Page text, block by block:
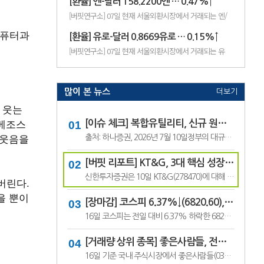
터과
는
조스
음을
린다.
뿐이
나증권은 3G와 LTE, 5G를 거치며
통신장비 업체 수는 줄어든 반면
[버핏연구소] 07일 현재 서울외환시장에서 거래되는 엔/
달러 환율은 158.2200엔(으)로, 전일비 0.47% 상승세를
보였다.[출...
[환율] 유로-달러 0.8669유로 … 0.15%↑
[버핏연구소] 07일 현재 서울외환시장에서 거래되는 유
로/달러 환율은 0.8669유로(으)로, 전일비 0.15% 상승세
를 보였다.[...
많이 본 뉴스 더보기
[이슈 체크] 복합유틸리티, 신규 원전 최대 4기 가능성…한국전력 장기 성장 기대
출처: 하나증권, 2026년 7월 10일정부의 대규모 산업 투자로 전력 수요가 늘어날 것으로 예상되면서 제12차 전력수급기본계획에 신규 원전과 액화천연가스(LNG) 발전 설비 확대가 포함될 가능성이 있다는 분석이 나왔다.올해 발표가 예상됐던 제12차 전력수급기본계획 최종안은 정부의 3대 메가프로젝트 관련 내용을 반영하면서 발표 시점이 늦.
[버핏 리포트] KT&G, 3대 핵심 성장 산업·신성장동력 통해 견조한 주가 기대 – 신한
신한투자증권은 10일 KT&G(278470)에 대해 3대 핵심 성장 산업(전자담배, 글로벌, 건기식)과 니코틴 파우치 등 신성장동력이 견조한 주가를 만들 것이라며, 투자의견 ‘매수’와 목표주가 22만원을 유지했다. KT&G의 전일 종가는 17만6400원이다.조상훈 신한투자증권 애널리스트는 “2분기 매출액 1조6630억원(+7.4%, 이하 전년동기대비), 영업...
[장마감] 코스피 6.37%↓(6820.60), 코스닥 4.53%↓(791.84)
16일 코스피는 전일 대비 6.37% 하락한 6820.60포인트로 마감했다. 이날 개인은 3조6606억원을 순매수했고 외국인과 기관은 각각 1조3920억원, 2조3682억원을 순매도했다.코스닥은 전일 대비 4.53% 내린 791.84포인트로 거래를 마쳤다. 개인은 4467억원을 순매수한 반면 외국인과 기관은 각각 3065억원, 1563억원을 순매도했다.임정은 KB증권 연구원은 KB리서...
[거래량 상위 종목] 좋은사람들, 전일비 29.90% ↑... 현재가 530원
16일 기준 국내 주식시장에서 좋은사람들(033340)이 전일비 ▲122원(29.90%) 오른 530원에 거래 중이다.좋은사람들은 내의류와 언더웨어 등을 제조·판매하는 의류 전문기업이다. 소비 경기와 브랜드 판매 흐름, 수급 변화에 따라 주가 변동성이 나타날 수 있다.이어 씨피시스템(413630, 3360원, ▲370, 12.37%), 조아제약(034940, 625원, ▲53, 9.27%), 웰크..